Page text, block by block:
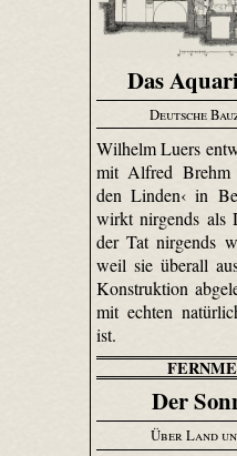
Das
Deutsche
Wilhelm Luers
mit Alfred Brehm
den Linden‹ in
wirkt nirgends als
der Tat nirgends
weil sie überall
Konstruktion
mit echten
ist.
Der
Über Land